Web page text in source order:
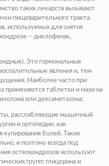
таких лекарств вызывают
пищеварительного тракта.
используемых для снятия
– диклофенак,
Это гормональные
явления и, тем
Наиболее часто при
применяются таблетки и мази на
или дексаметазона;
расслабляющие мышечный
и ортопедии, как
купирования болей. Такие
и поэтому всегда под
остеохондрозов используют
групп: глицерина и